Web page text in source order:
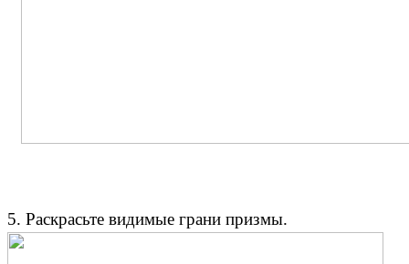
5. Раскрасьте видимые грани призмы.